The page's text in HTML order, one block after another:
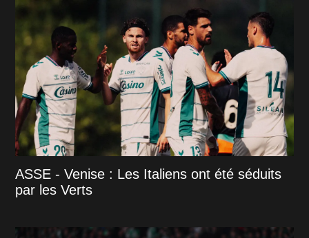
ASSE - Venise : Les Italiens ont été séduits
par les Verts